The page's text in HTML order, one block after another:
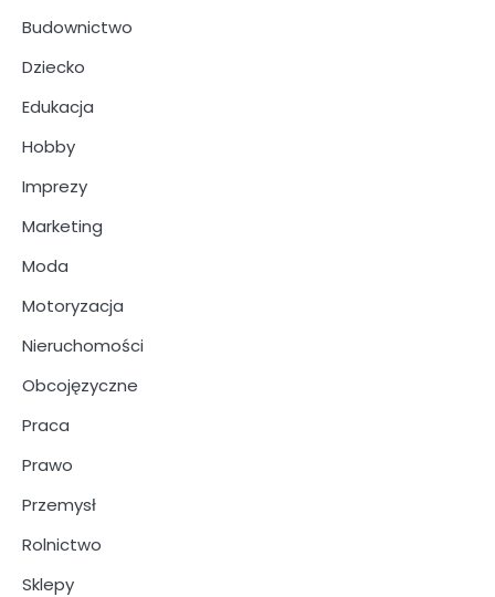
Budownictwo
Dziecko
Edukacja
Hobby
Imprezy
Marketing
Moda
Motoryzacja
Nieruchomości
Obcojęzyczne
Praca
Prawo
Przemysł
Rolnictwo
Sklepy